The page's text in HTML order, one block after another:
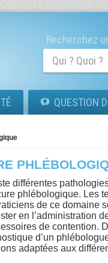
Recherchez
QUESTION
différentes
phlébologique. Les
de ce domaine
en l’administration
de contention.
d’un
adaptées aux